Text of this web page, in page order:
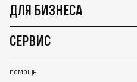
ДЛЯ БИЗНЕСА
СЕРВИС
ПОМОЩЬ